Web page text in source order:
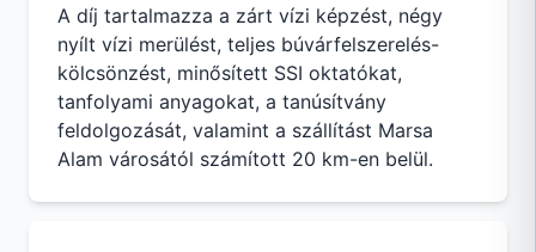
A díj tartalmazza a zárt vízi képzést, négy
nyílt vízi merülést, teljes búvárfelszerelés-
kölcsönzést, minősített SSI oktatókat,
tanfolyami anyagokat, a tanúsítvány
feldolgozását, valamint a szállítást Marsa
Alam városától számított 20 km-en belül.